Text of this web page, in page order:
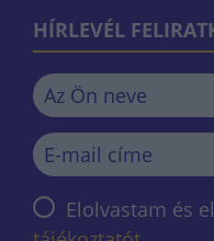
HÍRLEVÉL
Elolvastam és